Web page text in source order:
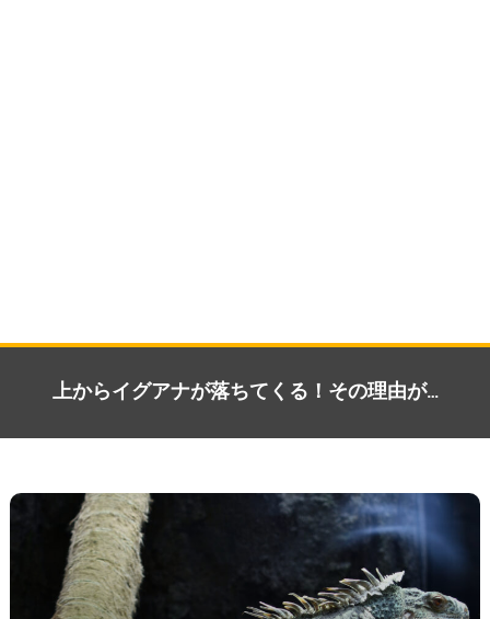
上からイグアナが落ちてくる！その理由が…